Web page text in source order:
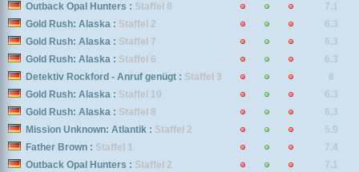
Outback Opal Hunters : Staffel 8
7.1
Gold Rush: Alaska : Staffel 2
6.3
Gold Rush: Alaska : Staffel 7
6.3
Gold Rush: Alaska : Staffel 6
6.3
Detektiv Rockford - Anruf genügt : Staffel 3
8
Gold Rush: Alaska : Staffel 10
6.3
Gold Rush: Alaska : Staffel 8
6.3
Mission Unknown: Atlantik : Staffel 2
5.9
Father Brown : Staffel 1
7.4
Outback Opal Hunters : Staffel 2 7.1